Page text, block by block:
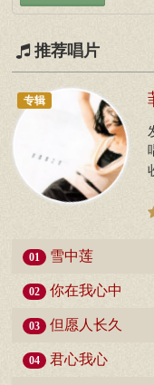
推荐唱片
专辑
01 雪中莲
02 你在我心中
03 但愿人长久
04 君心我心